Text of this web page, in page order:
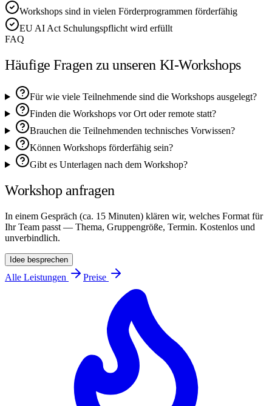
Workshops sind in vielen Förderprogrammen förderfähig
EU AI Act Schulungspflicht wird erfüllt
FAQ
Häufige Fragen zu unseren KI-Workshops
Für wie viele Teilnehmende sind die Workshops ausgelegt?
Finden die Workshops vor Ort oder remote statt?
Brauchen die Teilnehmenden technisches Vorwissen?
Können Workshops förderfähig sein?
Gibt es Unterlagen nach dem Workshop?
Workshop anfragen
In einem Gespräch (ca. 15 Minuten) klären wir, welches Format für
Ihr Team passt — Thema, Gruppengröße, Termin. Kostenlos und
unverbindlich.
Idee besprechen
Alle Leistungen Preise